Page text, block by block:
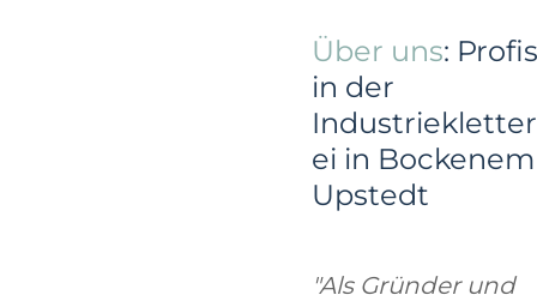
Über uns: Profis
in der
Industriekletter
ei in Bockenem
Upstedt
"Als Gründer und